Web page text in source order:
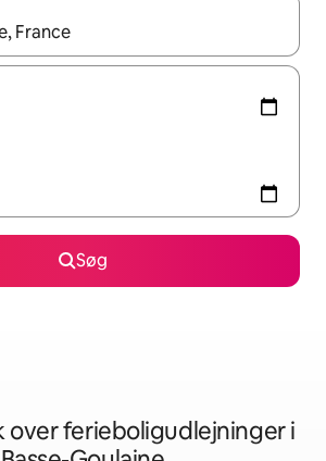
tilgængelige, skal du navigere med
Søg
over ferieboligudlejninger i